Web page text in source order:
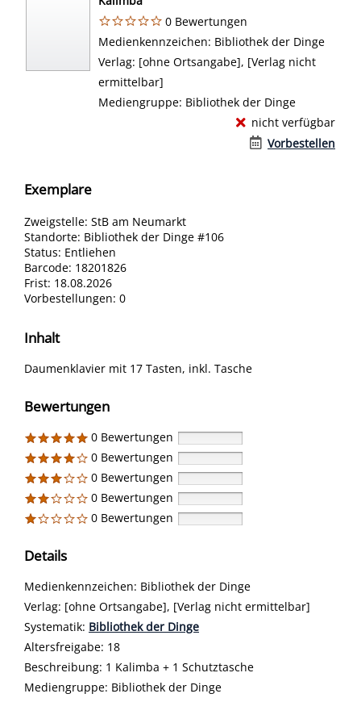
0 Bewertungen
Suche nach diesem Verfasser
Medienkennzeichen: Bibliothek der Dinge
Verlag: [ohne Ortsangabe], [Verlag nicht
ermittelbar]
Mediengruppe: Bibliothek der Dinge
nicht verfügbar
Vorbestellen
Exemplare
Zweigstelle: StB am Neumarkt
Standorte: Bibliothek der Dinge #106
Status: Entliehen
Barcode: 18201826
Frist: 18.08.2026
Vorbestellungen: 0
Inhalt
Daumenklavier mit 17 Tasten, inkl. Tasche
Bewertungen
0 Bewertungen
0 Bewertungen
0 Bewertungen
0 Bewertungen
0 Bewertungen
Details
Suche nach diesem Verfasser
Medienkennzeichen: Bibliothek der Dinge
Verlag: [ohne Ortsangabe], [Verlag nicht ermittelbar]
opens in new tab
Diesen Link in neuem Tab öffnen
Systematik: Suche nach dieser Systematik
Bibliothek der Dinge
Suche nach diesem Interessenskreis
Altersfreigabe: 18
Beschreibung: 1 Kalimba + 1 Schutztasche
Suche nach dieser Beteiligten Person
Mediengruppe: Bibliothek der Dinge